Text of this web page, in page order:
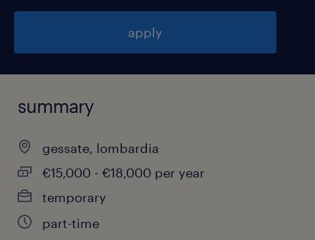
apply
summary
gessate, lombardia
€15,000 - €18,000 per year
temporary
part-time